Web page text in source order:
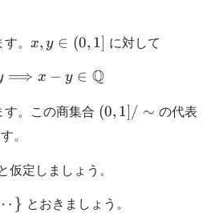
。 x,y
(0,1]
x, y ∈ (0, 1] に対して
⟹ x − y ∈ Q
。この商集合 (0,1]
(0, 1]/ ∼ の代表
。
定しましょう。
} とおきましょう。